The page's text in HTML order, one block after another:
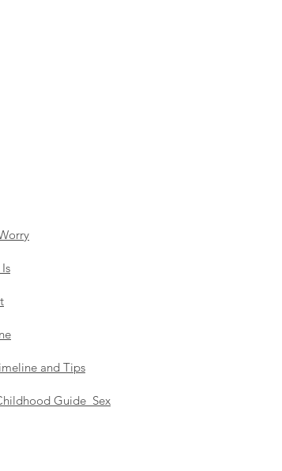
and Tips
Guide_Sex